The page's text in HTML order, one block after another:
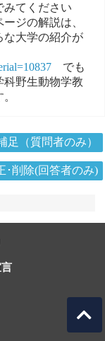
みてください
ジの解説は、
な大学の紹介が
でも
科野生動物学教
足（質問者のみ）
･削除(回答者のみ)